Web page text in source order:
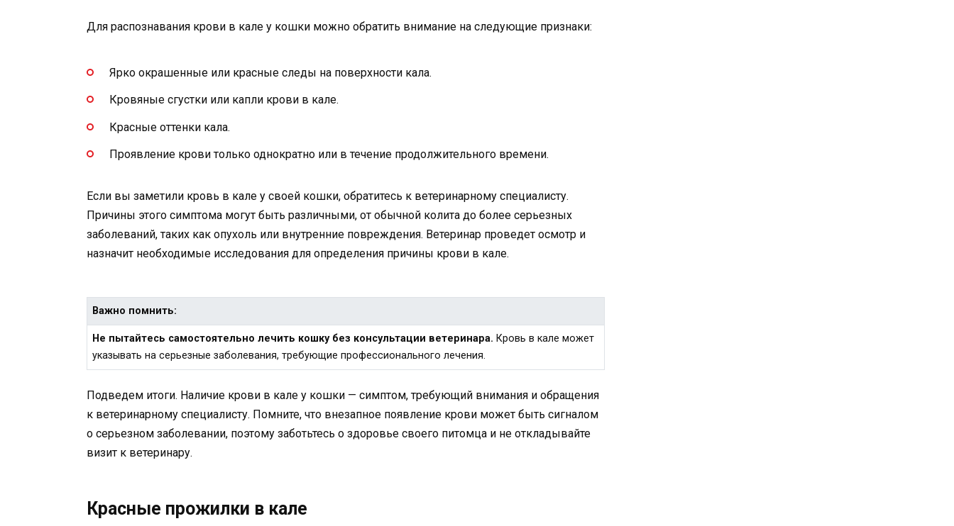
Для распознавания крови в кале у кошки можно обратить внимание на следующие признаки:
Ярко окрашенные или красные следы на поверхности кала.
Кровяные сгустки или капли крови в кале.
Красные оттенки кала.
Проявление крови только однократно или в течение продолжительного времени.
Если вы заметили кровь в кале у своей кошки, обратитесь к ветеринарному специалисту.
Причины этого симптома могут быть различными, от обычной колита до более серьезных
заболеваний, таких как опухоль или внутренние повреждения. Ветеринар проведет осмотр и
назначит необходимые исследования для определения причины крови в кале.
Важно помнить:
Не пытайтесь самостоятельно лечить кошку без консультации ветеринара. Кровь в кале может
указывать на серьезные заболевания, требующие профессионального лечения.
Подведем итоги. Наличие крови в кале у кошки — симптом, требующий внимания и обращения
к ветеринарному специалисту. Помните, что внезапное появление крови может быть сигналом
о серьезном заболевании, поэтому заботьтесь о здоровье своего питомца и не откладывайте
визит к ветеринару.
Красные прожилки в кале